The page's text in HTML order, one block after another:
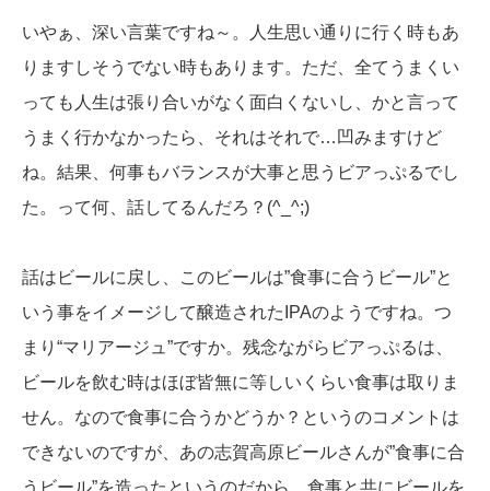
いやぁ、深い言葉ですね～。人生思い通りに行く時もあ
りますしそうでない時もあります。ただ、全てうまくい
っても人生は張り合いがなく面白くないし、かと言って
うまく行かなかったら、それはそれで…凹みますけど
ね。結果、何事もバランスが大事と思うビアっぷるでし
た。って何、話してるんだろ？(^_^;)
話はビールに戻し、このビールは”食事に合うビール”と
いう事をイメージして醸造されたIPAのようですね。つ
まり“マリアージュ”ですか。残念ながらビアっぷるは、
ビールを飲む時はほぼ皆無に等しいくらい食事は取りま
せん。なので食事に合うかどうか？というのコメントは
できないのですが、あの志賀高原ビールさんが”食事に合